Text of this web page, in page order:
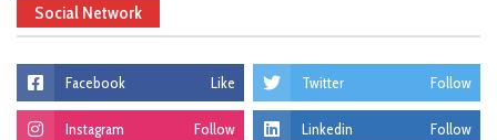
Social Network
Facebook Like Twitter Follow
Instagram Follow Linkedin Follow